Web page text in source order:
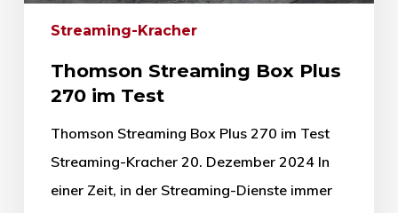
Streaming-Kracher
Thomson Streaming Box Plus
270 im Test
Thomson Streaming Box Plus 270 im Test
Streaming-Kracher 20. Dezember 2024 In
einer Zeit, in der Streaming-Dienste immer